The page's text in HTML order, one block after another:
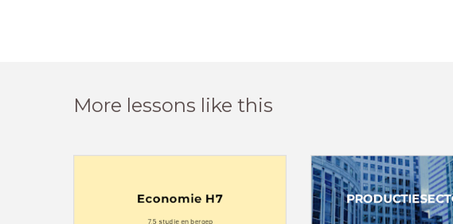
More lessons like this